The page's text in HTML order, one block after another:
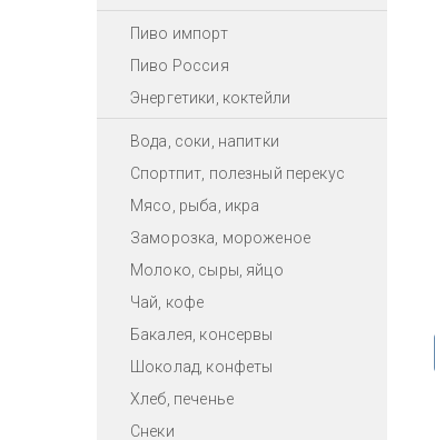
Пиво импорт
Пиво Россия
Энергетики, коктейли
Вода, соки, напитки
Спортпит, полезный перекус
Мясо, рыба, икра
Заморозка, мороженое
Молоко, сыры, яйцо
Чай, кофе
Бакалея, консервы
Шоколад, конфеты
Хлеб, печенье
Снеки